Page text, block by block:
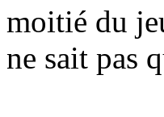
moitié du
ne sait pas